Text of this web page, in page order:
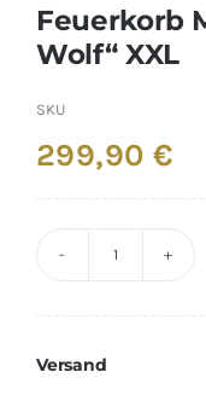
Feuerkorb
Wolf“ XXL
SKU
299,90 €
Versand